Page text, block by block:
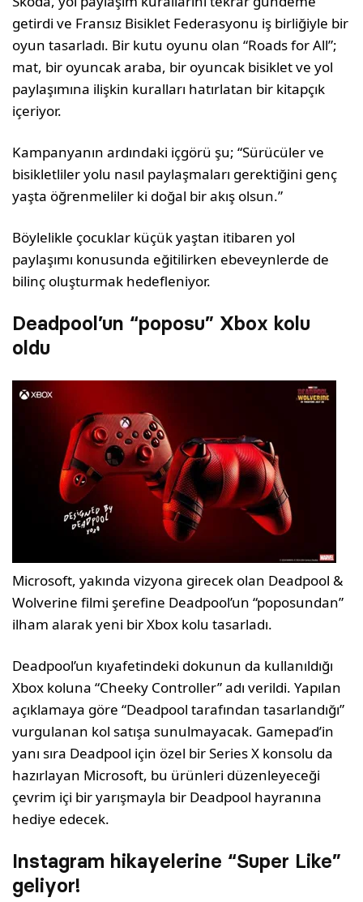
getirdi ve Fransız Bisiklet Federasyonu iş birliğiyle bir
oyun tasarladı. Bir kutu oyunu olan “Roads for All”;
mat, bir oyuncak araba, bir oyuncak bisiklet ve yol
paylaşımına ilişkin kuralları hatırlatan bir kitapçık
içeriyor.
Kampanyanın ardındaki içgörü şu; “Sürücüler ve
bisikletliler yolu nasıl paylaşmaları gerektiğini genç
yaşta öğrenmeliler ki doğal bir akış olsun.”
Böylelikle çocuklar küçük yaştan itibaren yol
paylaşımı konusunda eğitilirken ebeveynlerde de
bilinç oluşturmak hedefleniyor.
Deadpool’un “poposu” Xbox kolu
oldu
Microsoft, yakında vizyona girecek olan Deadpool &
Wolverine filmi şerefine Deadpool’un “poposundan”
ilham alarak yeni bir Xbox kolu tasarladı.
Deadpool’un kıyafetindeki dokunun da kullanıldığı
Xbox koluna “Cheeky Controller” adı verildi. Yapılan
açıklamaya göre “Deadpool tarafından tasarlandığı”
vurgulanan kol satışa sunulmayacak. Gamepad’in
yanı sıra Deadpool için özel bir Series X konsolu da
hazırlayan Microsoft, bu ürünleri düzenleyeceği
çevrim içi bir yarışmayla bir Deadpool hayranına
hediye edecek.
Instagram hikayelerine “Super Like”
geliyor!